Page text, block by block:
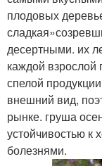
плодовых
десертными. их
каждой
спелой
внешний вид,
рынке. груша
устойчивостью к
болезнями.